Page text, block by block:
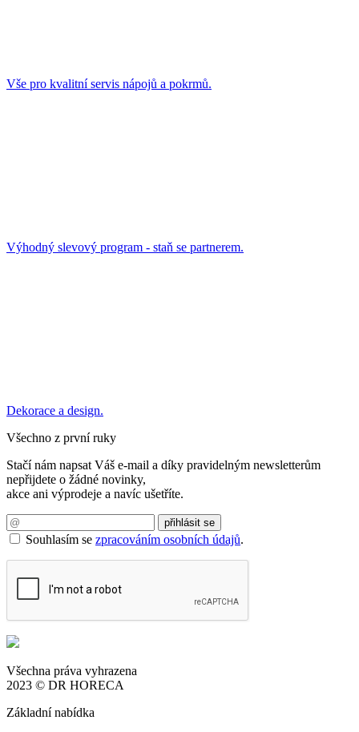
Vše pro kvalitní servis nápojů a pokrmů.
Výhodný slevový program - staň se partnerem.
Dekorace a design.
Všechno z první ruky
Stačí nám napsat Váš e-mail a díky pravidelným newsletterům
nepřijdete o žádné novinky,
akce ani výprodeje a navíc ušetříte.
Souhlasím se zpracováním osobních údajů.
Všechna práva vyhrazena
2023 © DR HORECA
Základní nabídka